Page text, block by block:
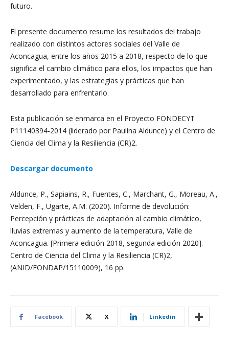
futuro.
El presente documento resume los resultados del trabajo
realizado con distintos actores sociales del Valle de
Aconcagua, entre los años 2015 a 2018, respecto de lo que
significa el cambio climático para ellos, los impactos que han
experimentado, y las estrategias y prácticas que han
desarrollado para enfrentarlo.
Esta publicación se enmarca en el Proyecto FONDECYT
P11140394-2014 (liderado por Paulina Aldunce) y el Centro de
Ciencia del Clima y la Resiliencia (CR)2.
Descargar documento
Aldunce, P., Sapiains, R., Fuentes, C., Marchant, G., Moreau, A.,
Velden, F., Ugarte, A.M. (2020). Informe de devolución:
Percepción y prácticas de adaptación al cambio climático,
lluvias extremas y aumento de la temperatura, Valle de
Aconcagua. [Primera edición 2018, segunda edición 2020].
Centro de Ciencia del Clima y la Resiliencia (CR)2,
(ANID/FONDAP/15110009), 16 pp.
Facebook X Linkedin